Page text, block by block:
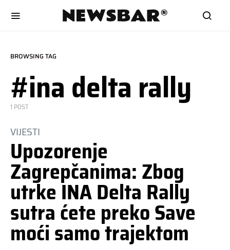
BROWSING TAG
#ina delta rally
1 POST
VIJESTI
Upozorenje
Zagrepčanima: Zbog
utrke INA Delta Rally
sutra ćete preko Save
moći samo trajektom